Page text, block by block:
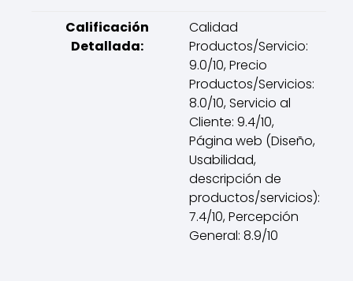
Calificación
Detallada:
Calidad
Productos/Servicio:
9.0/10, Precio
Productos/Servicios:
8.0/10, Servicio al
Cliente: 9.4/10,
Página web (Diseño,
Usabilidad,
descripción de
productos/servicios):
7.4/10, Percepción
General: 8.9/10